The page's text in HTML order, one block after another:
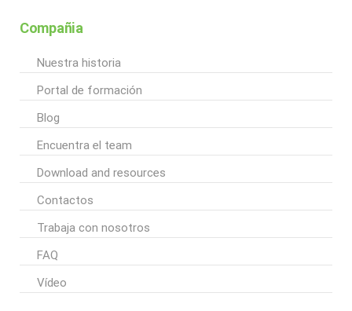
Compañia
Nuestra historia
Portal de formación
Blog
Encuentra el team
Download and resources
Contactos
Trabaja con nosotros
FAQ
Vídeo